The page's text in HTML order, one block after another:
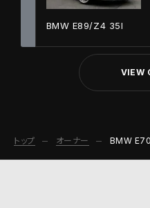
BMW E89/Z4 35I
VIEW
トップ オーナー BMW